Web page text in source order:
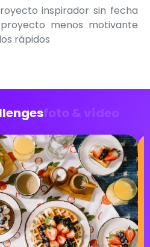
inspirador sin fecha
menos motivante
rápidos
foto & vídeo